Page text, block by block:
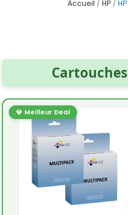
Accueil HP
💎 Meilleur Deal